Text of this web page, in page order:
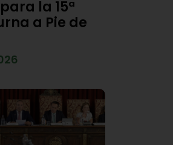
la 15ª
a Pie de